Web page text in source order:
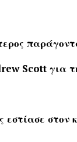
Scott για
εστίασε στον